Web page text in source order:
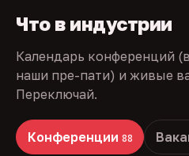
Что в индустрии
Календарь конференций
наши пре-пати) и живые
Переключай.
Конференции 88